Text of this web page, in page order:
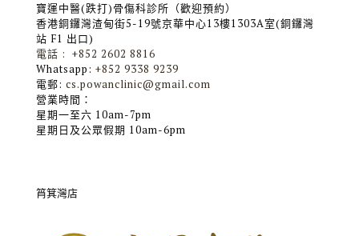
寶運中醫(跌打)骨傷科診所（歡迎預約）
香港銅鑼灣渣甸街5-19號京華中心13樓1303A室(銅鑼灣
站 F1 出口)
電話 : +852 2602 8816
Whatsapp: +852 9338 9239
電郵: cs.powanclinic@gmail.com
營業時間：
星期一至六 10am-7pm
星期日及公眾假期 10am-6pm
筲箕灣店